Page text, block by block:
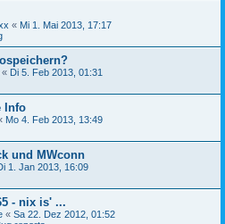
« Mi 1. Mai 2013, 17:17
« Di 5. Feb 2013, 01:31
Info
Mo 4. Feb 2013, 13:49
und MWconn
1. Jan 2013, 16:09
- nix is' ...
« Sa 22. Dez 2012, 01:52